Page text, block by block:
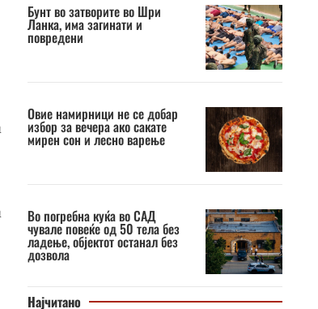
Бунт во затворите во Шри
Ланка, има загинати и
повредени
Овие намирници не се добар
избор за вечера ако сакате
мирен сон и лесно варење
Во погребна куќа во САД
чувале повеќе од 50 тела без
ладење, објектот останал без
дозвола
Најчитано